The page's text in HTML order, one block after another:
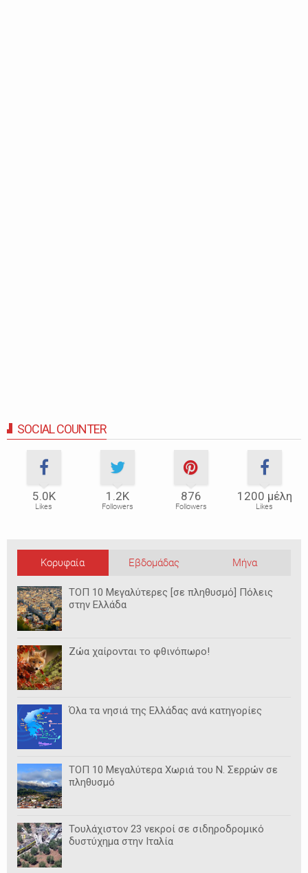
SOCIAL COUNTER
5.0Κ
Likes
1.2Κ
Followers
876
Followers
1200 μέλη
Likes
Κορυφαία Εβδομάδας Μήνα
ΤΟΠ 10 Μεγαλύτερες [σε πληθυσμό] Πόλεις
στην Ελλάδα
Ζώα χαίρονται το φθινόπωρο!
Όλα τα νησιά της Ελλάδας ανά κατηγορίες
ΤΟΠ 10 Μεγαλύτερα Χωριά του Ν. Σερρών σε
πληθυσμό
Τουλάχιστον 23 νεκροί σε σιδηροδρομικό
δυστύχημα στην Ιταλία